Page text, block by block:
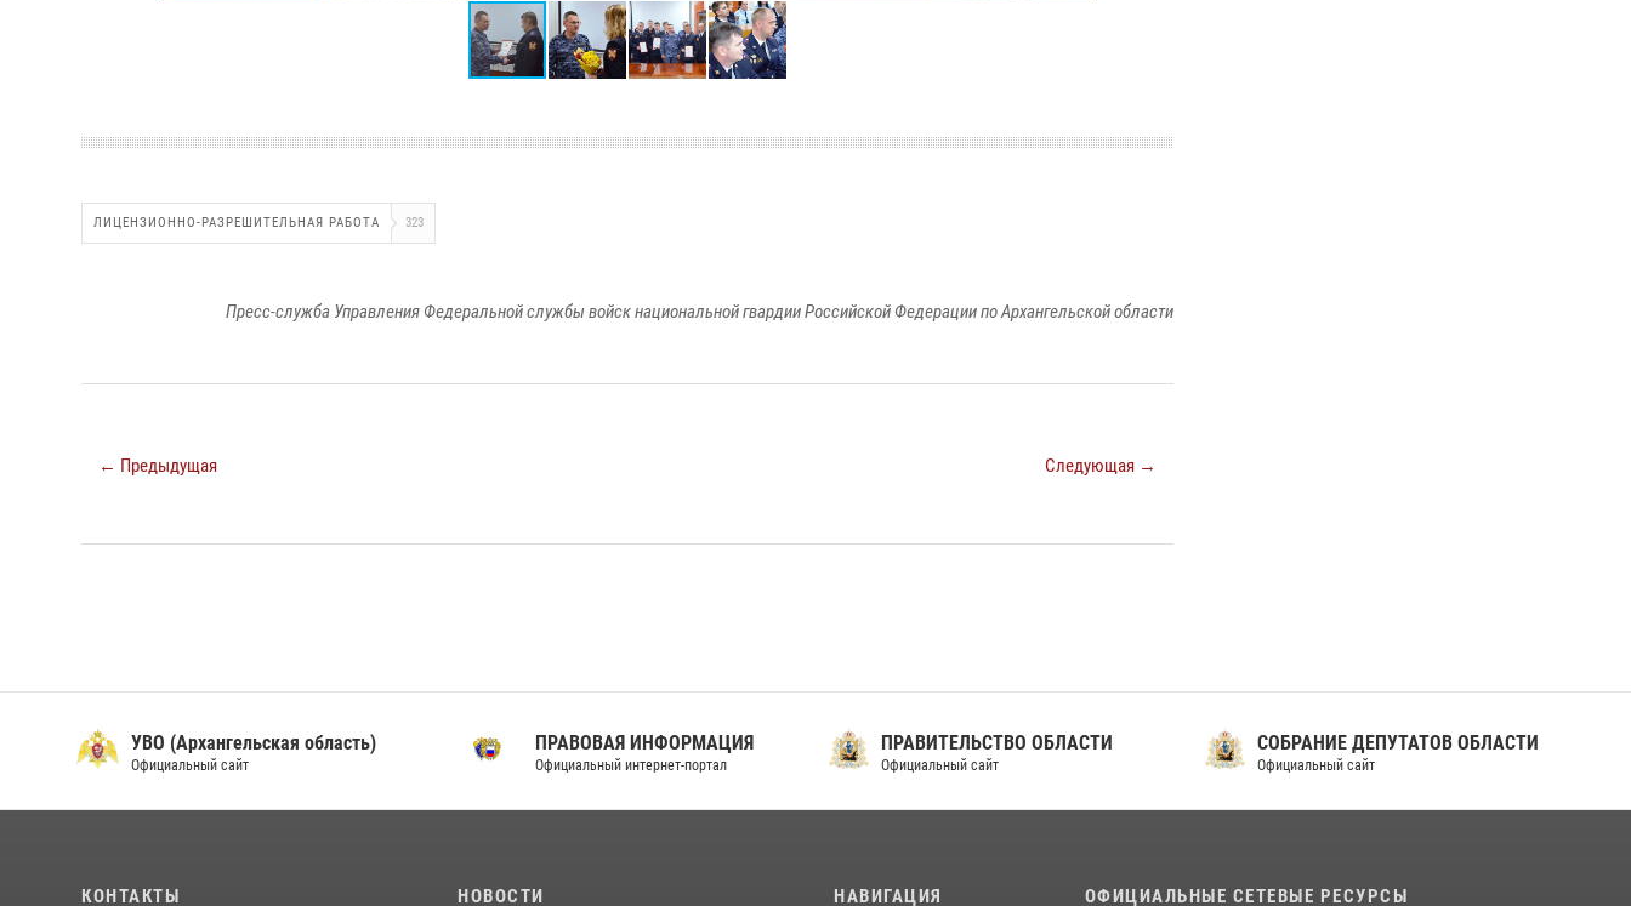
ЛИЦЕНЗИОННО-РАЗРЕШИТЕЛЬНАЯ РАБОТА 323
Пресс-служба Управления Федеральной службы войск национальной гвардии Российской Федерации по Архангельской области
← Предыдущая Следующая →
УВО (Архангельская область)
Официальный сайт
ПРАВОВАЯ ИНФОРМАЦИЯ
Официальный интернет-портал
ПРАВИТЕЛЬСТВО ОБЛАСТИ
Официальный сайт
СОБРАНИЕ ДЕПУТАТОВ ОБЛАСТИ
Официальный сайт
КОНТАКТЫ НОВОСТИ НАВИГАЦИЯ ОФИЦИАЛЬНЫЕ СЕТЕВЫЕ РЕСУРСЫ